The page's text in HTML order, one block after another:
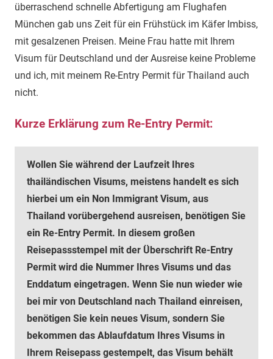
überraschend schnelle Abfertigung am Flughafen
München gab uns Zeit für ein Frühstück im Käfer Imbiss,
mit gesalzenen Preisen. Meine Frau hatte mit Ihrem
Visum für Deutschland und der Ausreise keine Probleme
und ich, mit meinem Re-Entry Permit für Thailand auch
nicht.
Kurze Erklärung zum Re-Entry Permit:
Wollen Sie während der Laufzeit Ihres
thailändischen Visums, meistens handelt es sich
hierbei um ein Non Immigrant Visum, aus
Thailand vorübergehend ausreisen, benötigen Sie
ein Re-Entry Permit. In diesem großen
Reisepassstempel mit der Überschrift Re-Entry
Permit wird die Nummer Ihres Visums und das
Enddatum eingetragen. Wenn Sie nun wieder wie
bei mir von Deutschland nach Thailand einreisen,
benötigen Sie kein neues Visum, sondern Sie
bekommen das Ablaufdatum Ihres Visums in
Ihrem Reisepass gestempelt, das Visum behält